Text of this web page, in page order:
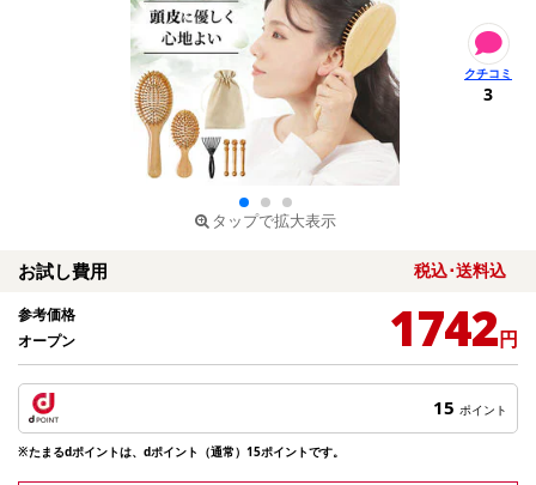
タップで拡大表示
3
お試し費用 税込･送料込
参考価格
オープン
1742円
15 ポイント
※たまるdポイントは、dポイント（通常）15ポイントです。